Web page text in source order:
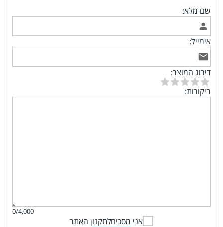
שם מלא:
אימייל:
דירוג המוצר:
ביקורות:
0/4,000
אני מסכיםלתקנון האתר